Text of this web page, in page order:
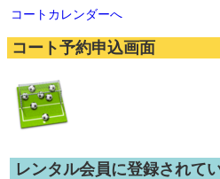
コートカレンダーへ
コート予約申込画面
レンタル会員に登録されて